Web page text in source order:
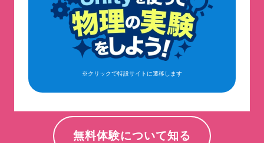
※クリックで特設サイトに遷移します
無料体験について知る